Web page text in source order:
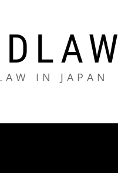
IN JAPAN